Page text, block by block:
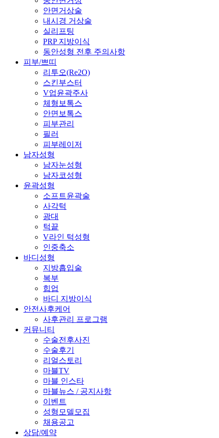
안면거상술
내시경 거상술
실리프팅
PRP 지방이식
동안성형 전후 주의사항
피부/쁘띠
리투오(Re2O)
스킨부스터
V업윤곽주사
체형보톡스
안면보톡스
피부관리
필러
피부레이저
남자성형
남자눈성형
남자코성형
윤곽성형
소프트윤곽술
사각턱
광대
턱끝
V라인 턱성형
인중축소
바디성형
지방흡입술
복부
힙업
바디 지방이식
안전사후케어
사후관리 프로그램
커뮤니티
수술전후사진
수술후기
리얼스토리
마블TV
마블 인스타
마블뉴스 / 공지사항
이벤트
성형모델모집
채용공고
상담/예약